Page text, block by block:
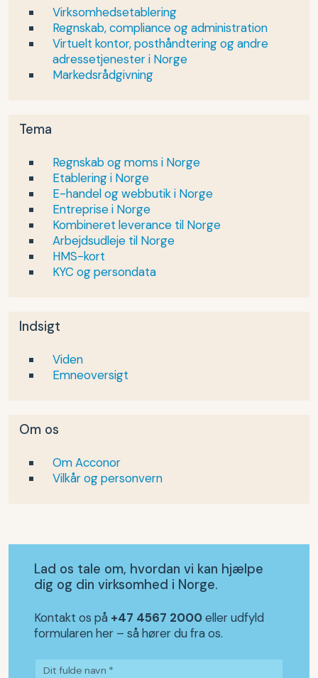
Virksomhedsetablering
Regnskab, compliance og administration
Virtuelt kontor, posthåndtering og andre
adressetjenester i Norge
Markedsrådgivning
Tema
Regnskab og moms i Norge
Etablering i Norge
E-handel og webbutik i Norge
Entreprise i Norge
Kombineret leverance til Norge
Arbejdsudleje til Norge
HMS-kort
KYC og persondata
Indsigt
Viden
Emneoversigt
Om os
Om Acconor
Vilkår og personvern
Lad os tale om, hvordan vi kan hjælpe
dig og din virksomhed i Norge.
Kontakt os på +47 4567 2000eller udfyld
formularen her – så hører du fra os.
Dit fulde navn *